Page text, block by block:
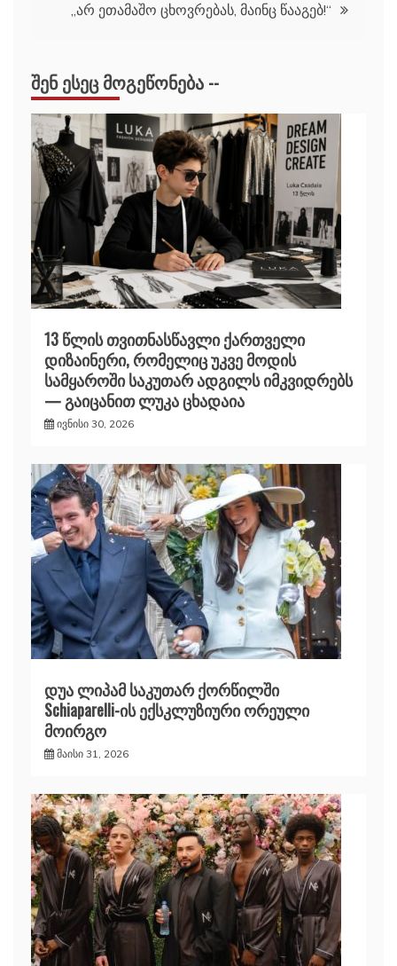
„არ ეთამაშო ცხოვრებას, მაინც წააგებ!“
ᲨᲔᲜ ᲔᲡᲔᲪ ᲛᲝᲒᲔᲬᲝᲜᲔᲑᲐ --
13 წლის თვითნასწავლი ქართველი
დიზაინერი, რომელიც უკვე მოდის
სამყაროში საკუთარ ადგილს იმკვიდრებს
— გაიცანით ლუკა ცხადაია
ივნისი 30, 2026
დუა ლიპამ საკუთარ ქორწილში
Schiaparelli-ის ექსკლუზიური ორეული
მოირგო
მაისი 31, 2026